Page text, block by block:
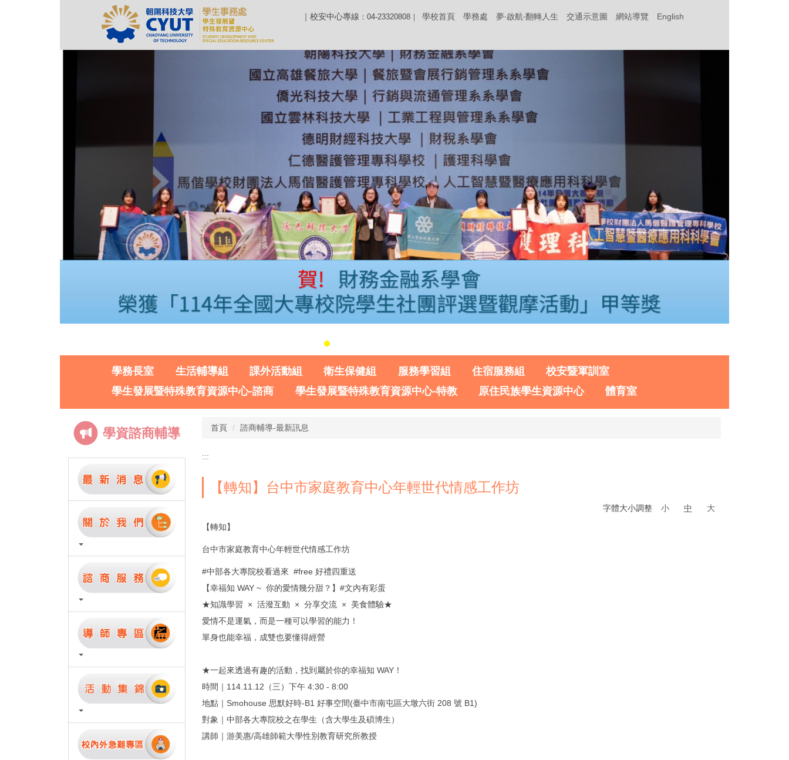
｜校安中心專線 ：04-23320808｜ 學校首頁 學務處 夢‧啟航‧翻轉人生 交通示意圖 網站導覽 English
學務長室 生活輔導組 課外活動組 衛生保健組 服務學習組 住宿服務組
校安暨軍訓室
學生發展暨特殊教育資源中心-諮商
學生發展暨特殊教育資源中心-特教 原住民族學生資源中心 體育室
學資諮商輔導 首頁 諮商輔導-最新訊息
:::
【轉知】台中市家庭教育中心年輕世代情感工作坊
字體大小調整 小 中
大
【轉知】
台中市家庭教育中心年輕世代情感工作坊
#中部各大專院校看過來 #free 好禮四重送
【幸福知 WAY ~ 你的愛情幾分甜？】#文內有彩蛋
★知識學習 × 活潑互動 × 分享交流 × 美食體驗★
愛情不是運氣，而是一種可以學習的能力！
單身也能幸福，成雙也要懂得經營
★一起來透過有趣的活動，找到屬於你的幸福知 WAY！
時間｜114.11.12（三）下午 4:30 - 8:00
地點｜Smohouse 思默好時-B1 好事空間(臺中市南屯區大墩六街 208 號 B1)
對象｜中部各大專院校之在學生（含大學生及碩博生）
講師｜游美惠/高雄師範大學性別教育研究所教授